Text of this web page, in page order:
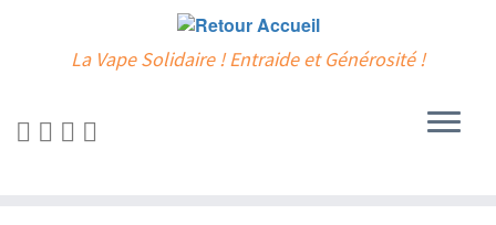
La Vape Solidaire ! Entraide et Générosité !